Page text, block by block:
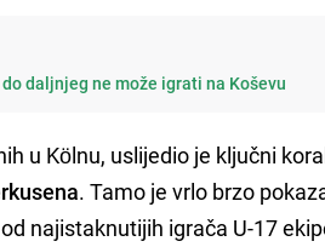
do daljnjeg ne može igrati na Koševu
u Kölnu, uslijedio je ključni
. Tamo je vrlo brzo
najistaknutijih igrača U-17